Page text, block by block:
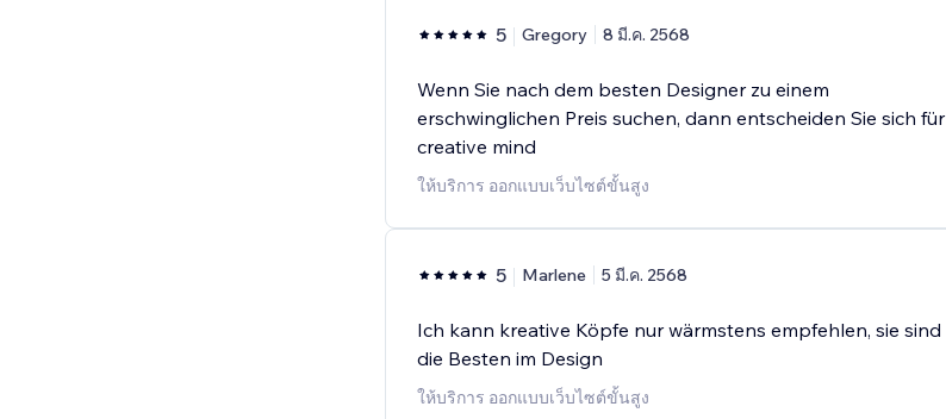
5 Gregory 8 มี.ค. 2568
Wenn Sie nach dem besten Designer zu einem
erschwinglichen Preis suchen, dann entscheiden Sie sich für
creative mind
ให้บริการ ออกแบบเว็บไซต์ขั้นสูง
5 Marlene 5 มี.ค. 2568
Ich kann kreative Köpfe nur wärmstens empfehlen, sie sind
die Besten im Design
ให้บริการ ออกแบบเว็บไซต์ขั้นสูง